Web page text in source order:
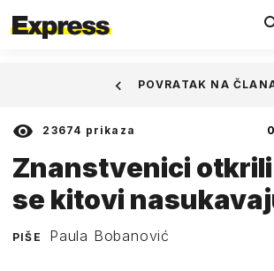
23674 prikaza
Znanstvenici
se kitovi
PIŠE Paula Bobanović
POVRATAK NA